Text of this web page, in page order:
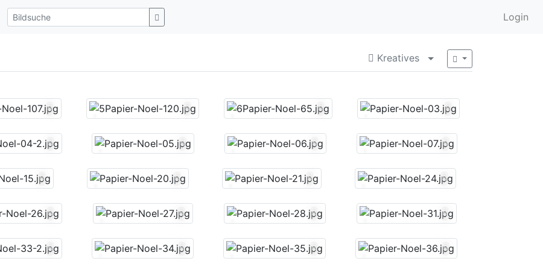
Login
Kreatives Menü aufklappen